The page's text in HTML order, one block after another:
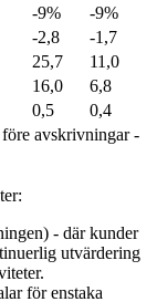
-9%
-9%
-2,8
-1,7
25,7
11,0
16,0
6,8
0,5
0,4
avskrivningar -
- där kunder
utvärdering
för enstaka